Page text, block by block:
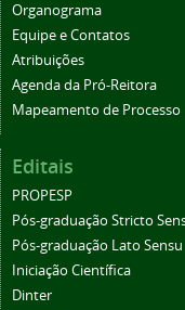
Organograma
Equipe e Contatos
Atribuições
Agenda da Pró-Reitora
Mapeamento de Processo
Editais
PROPESP
Pós-graduação Stricto
Pós-graduação Lato Sensu
Iniciação Científica
Dinter